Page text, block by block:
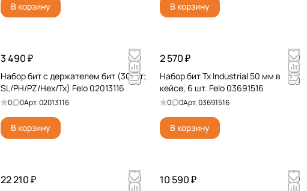
В корзину В корзину
3 490 ₽
Набор бит с держателем бит (30 шт;
SL/PH/PZ/Hex/Tx) Felo 02013116
0 0Арт.02013116
В корзину
2 570 ₽
Набор бит Tx Industrial 50 мм в
кейсе, 6 шт. Felo 03691516
0 0Арт.03691516
В корзину
22 210 ₽ 10 590 ₽